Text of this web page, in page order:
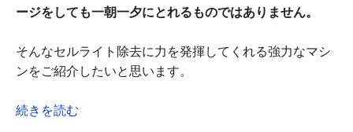
ージをしても一朝一夕にとれるものではありません。
そんなセルライト除去に力を発揮してくれる強力なマシ
ンをご紹介したいと思います。
続きを読む